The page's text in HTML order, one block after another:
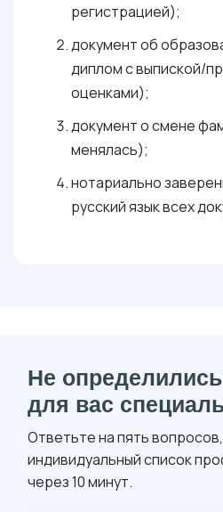
регистрацией);
документ об
диплом с выпиской/
оценками);
документ о смене
менялась);
нотариально
русский язык всех
Не
для вас
Ответьте на пять
индивидуальный список
через 10 минут.